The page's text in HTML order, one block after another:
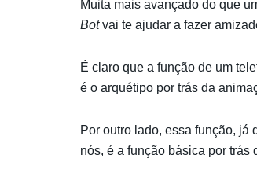
Muita mais avançado do que
Botvai te ajudar a fazer
É claro que a função de um
é o arquétipo por trás da
Por outro lado, essa função,
nós, é a função básica por trás